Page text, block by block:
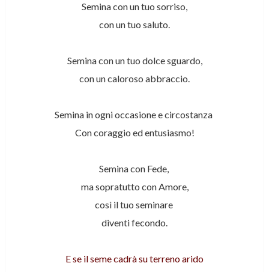
Semina con un tuo sorriso,
con un tuo saluto.
Semina con un tuo dolce sguardo,
con un caloroso abbraccio.
Semina in ogni occasione e circostanza
Con coraggio ed entusiasmo!
Semina con Fede,
ma sopratutto con Amore,
così il tuo seminare
diventi fecondo.
E se il seme cadrà su terreno arido